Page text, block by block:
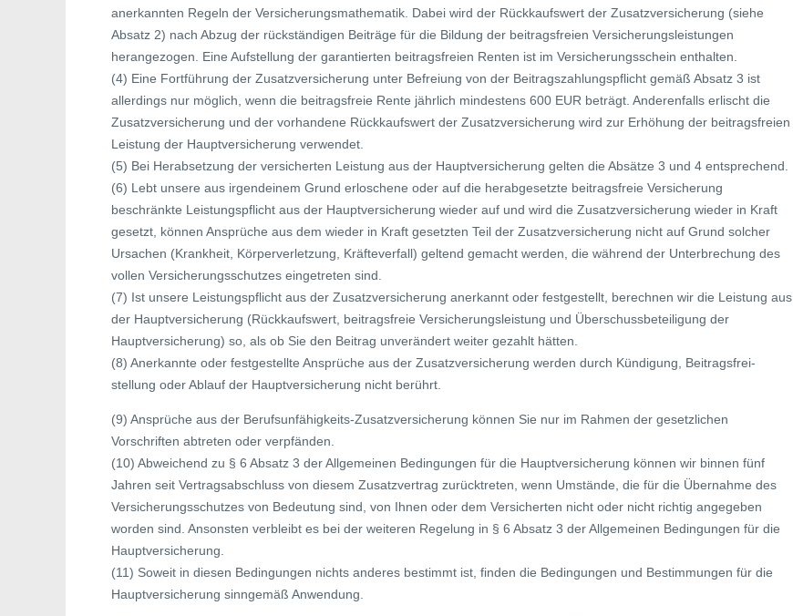
anerkannten Regeln der Versicherungsmathematik. Dabei wird der Rückkaufswert der Zusatzversicherung (siehe
Absatz 2) nach Abzug der rückständigen Beiträge für die Bildung der beitragsfreien Versicherungsleistungen
herangezogen. Eine Aufstellung der garantierten beitragsfreien Renten ist im Versicherungsschein enthalten.
(4) Eine Fortführung der Zusatzversicherung unter Befreiung von der Beitragszahlungspflicht gemäß Absatz 3 ist
allerdings nur möglich, wenn die beitragsfreie Rente jährlich mindestens 600 EUR beträgt. Anderenfalls erlischt die
Zusatzversicherung und der vorhandene Rückkaufswert der Zusatzversicherung wird zur Erhöhung der beitragsfreien
Leistung der Hauptversicherung verwendet.
(5) Bei Herabsetzung der versicherten Leistung aus der Hauptversicherung gelten die Absätze 3 und 4 entsprechend.
(6) Lebt unsere aus irgendeinem Grund erloschene oder auf die herabgesetzte beitragsfreie Versicherung
beschränkte Leistungspflicht aus der Hauptversicherung wieder auf und wird die Zusatzversicherung wieder in Kraft
gesetzt, können Ansprüche aus dem wieder in Kraft gesetzten Teil der Zusatzversicherung nicht auf Grund solcher
Ursachen (Krankheit, Körperverletzung, Kräfteverfall) geltend gemacht werden, die während der Unterbrechung des
vollen Versicherungsschutzes eingetreten sind.
(7) Ist unsere Leistungspflicht aus der Zusatzversicherung anerkannt oder festgestellt, berechnen wir die Leistung aus
der Hauptversicherung (Rückkaufswert, beitragsfreie Versicherungsleistung und Überschussbeteiligung der
Hauptversicherung) so, als ob Sie den Beitrag unverändert weiter gezahlt hätten.
(8) Anerkannte oder festgestellte Ansprüche aus der Zusatzversicherung werden durch Kündigung, Beitragsfrei-
stellung oder Ablauf der Hauptversicherung nicht berührt.
(9) Ansprüche aus der Berufsunfähigkeits-Zusatzversicherung können Sie nur im Rahmen der gesetzlichen
Vorschriften abtreten oder verpfänden.
(10) Abweichend zu § 6 Absatz 3 der Allgemeinen Bedingungen für die Hauptversicherung können wir binnen fünf
Jahren seit Vertragsabschluss von diesem Zusatzvertrag zurücktreten, wenn Umstände, die für die Übernahme des
Versicherungsschutzes von Bedeutung sind, von Ihnen oder dem Versicherten nicht oder nicht richtig angegeben
worden sind. Ansonsten verbleibt es bei der weiteren Regelung in § 6 Absatz 3 der Allgemeinen Bedingungen für die
Hauptversicherung.
(11) Soweit in diesen Bedingungen nichts anderes bestimmt ist, finden die Bedingungen und Bestimmungen für die
Hauptversicherung sinngemäß Anwendung.